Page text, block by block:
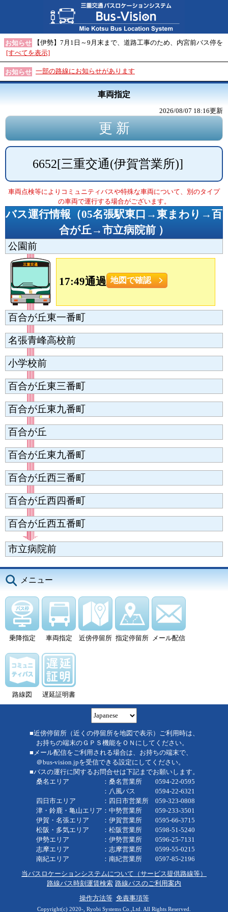
お知らせ
【伊勢】7月1日～9月末まで、道路工事のため、内宮前バス停を
[すべてを表示]
お知らせ 一部の路線にお知らせがあります
車両指定
2026/08/07 18:16更新
6652[三重交通(伊賀営業所)]
車両点検等によりコミュニティバスや特殊な車両について、別のタイプ
の車両で運行する場合がございます。
バス運行情報（05名張駅東口→東まわり→百
合が丘→市立病院前 ）
公園前
17:49通過 地図で確認
百合が丘東一番町
名張青峰高校前
小学校前
百合が丘東三番町
百合が丘東九番町
百合が丘
百合が丘東九番町
百合が丘西三番町
百合が丘西四番町
百合が丘西五番町
市立病院前
メニュー
乗降指定 車両指定 近傍停留所 指定停留所 メール配信
路線図 遅延証明書
■近傍停留所（近くの停留所を地図で表示）ご利用時は、
お持ちの端末のＧＰＳ機能をＯＮにしてください。
■メール配信をご利用される場合は、お持ちの端末で、
＠bus-vision.jpを受信できる設定にしてください。
■バスの運行に関するお問合せは下記までお願いします。
桑名エリア ：桑名営業所 0594-22-0595
：八風バス 0594-22-6321
四日市エリア ：四日市営業所 059-323-0808
津・鈴鹿・亀山エリア：中勢営業所 059-233-3501
伊賀・名張エリア ：伊賀営業所 0595-66-3715
松阪・多気エリア ：松阪営業所 0598-51-5240
伊勢エリア ：伊勢営業所 0596-25-7131
志摩エリア ：志摩営業所 0599-55-0215
南紀エリア ：南紀営業所 0597-85-2196
当バスロケーションシステムについて（サービス提供路線等）
路線バス時刻運賃検索 路線バスのご利用案内
操作方法等 免責事項等
Copyright(c) 2020-, Ryobi Systems Co.,Ltd. All Rights Reserved.